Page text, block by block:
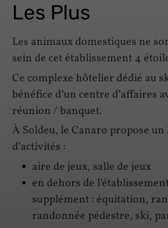
Les Plus
Les animaux domestiques ne
sein de cet établissement 4
Ce complexe hôtelier dédié au
bénéfice d’un centre d’affaires
réunion / banquet.
À Soldeu, le Canaro propose
d’activités :
aire de jeux, salle de jeux
en dehors de
supplément : équitation,
randonnée pédestre, ski,